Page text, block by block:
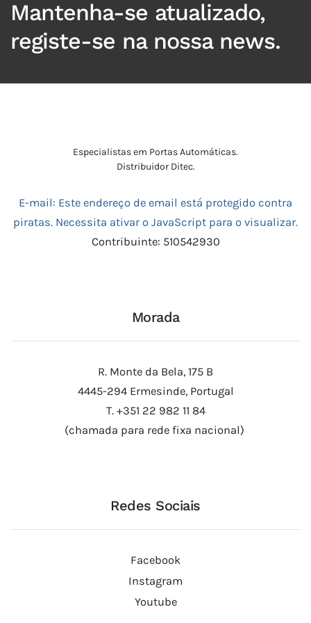
Mantenha-se atualizado,
registe-se na nossa news.
Especialistas em Portas Automáticas.
Distribuidor Ditec.
E-mail: Este endereço de email está protegido contra
piratas. Necessita ativar o JavaScript para o visualizar.
Contribuinte: 510542930
Morada
R. Monte da Bela, 175 B
4445-294 Ermesinde, Portugal
T. +351 22 982 11 84
(chamada para rede fixa nacional)
Redes Sociais
Facebook
Instagram
Youtube